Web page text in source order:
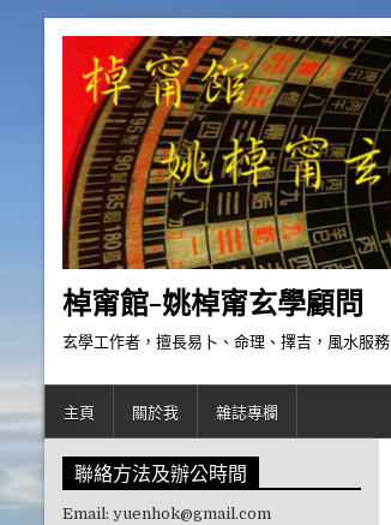
棹甯館-姚棹甯玄學顧問
玄學工作者，擅長易卜、命理、擇吉，風水服務
主頁 關於我 雜誌專欄
聯絡方法及辦公時間
Email: yuenhok@gmail.com